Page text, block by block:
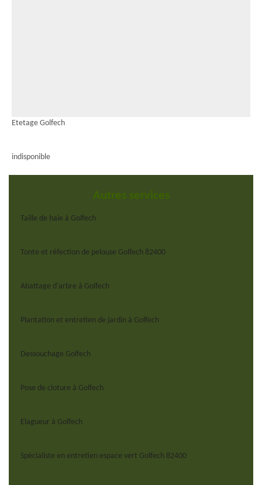
Etetage Golfech
indisponible
Autres services
Taille de haie à Golfech
Tonte et réfection de pelouse Golfech 82400
Abattage d'arbre à Golfech
Plantation et entretien de jardin à Golfech
Dessouchage Golfech
Pose de cloture à Golfech
Elagueur à Golfech
Spécialiste en entretien espace vert Golfech 82400